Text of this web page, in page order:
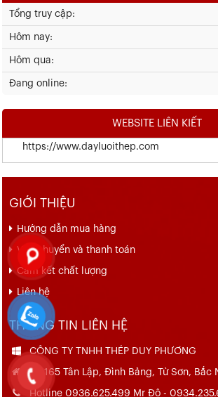
Tổng truy cập:
Hôm nay:
Hôm qua:
Đang online:
WEBSITE LIÊN KIẾT
https://www.dayluoithep.com
GIỚI THIỆU
Hướng dẫn mua hàng
Vận chuyển và thanh toán
Cam kết chất lượng
Liên hệ
THÔNG TIN LIÊN HỆ
CÔNG TY TNHH THÉP DUY PHƯƠNG
Số 165 Tân Lập, Đình Bảng, Từ Sơn, Bắc
Hotline 0936.625.499 Mr Đô -